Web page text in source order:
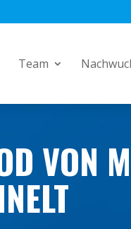
Team
VON